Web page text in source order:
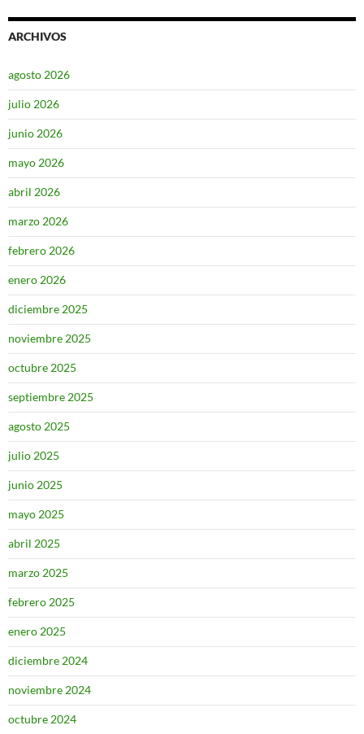
ARCHIVOS
agosto 2026
julio 2026
junio 2026
mayo 2026
abril 2026
marzo 2026
febrero 2026
enero 2026
diciembre 2025
noviembre 2025
octubre 2025
septiembre 2025
agosto 2025
julio 2025
junio 2025
mayo 2025
abril 2025
marzo 2025
febrero 2025
enero 2025
diciembre 2024
noviembre 2024
octubre 2024